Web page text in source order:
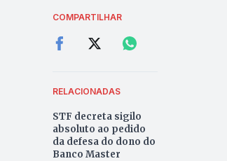
COMPARTILHAR
RELACIONADAS
STF decreta sigilo
absoluto ao pedido
da defesa do dono do
Banco Master